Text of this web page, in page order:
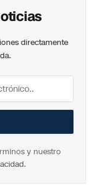
directamente
y nuestro
.